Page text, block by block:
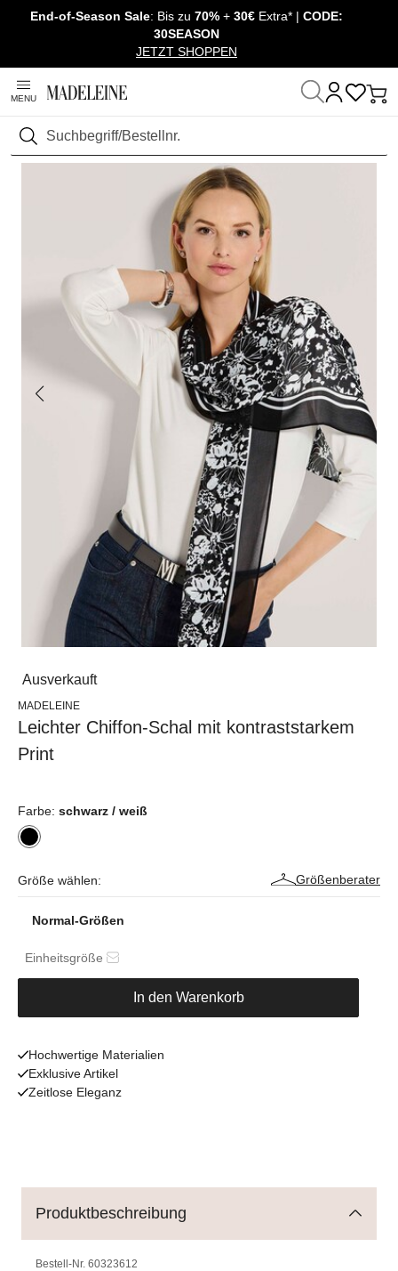
Navigation überspringen, direkt zum Inhalt
End-of-Season Sale: Bis zu 70% + 30€ Extra* | CODE:
30SEASON
JETZT SHOPPEN
MENU
Suchen
Startseite Schuhe & Accessoires
Ausverkauft
MADELEINE
Leichter Chiffon-Schal mit kontraststarkem
Print
Farbe: schwarz / weiß
Größe wählen: Größenberater
Normal-Größen
Einheitsgröße
In den Warenkorb
Hochwertige Materialien
Exklusive Artikel
Zeitlose Eleganz
Produktbeschreibung
Bestell-Nr. 60323612